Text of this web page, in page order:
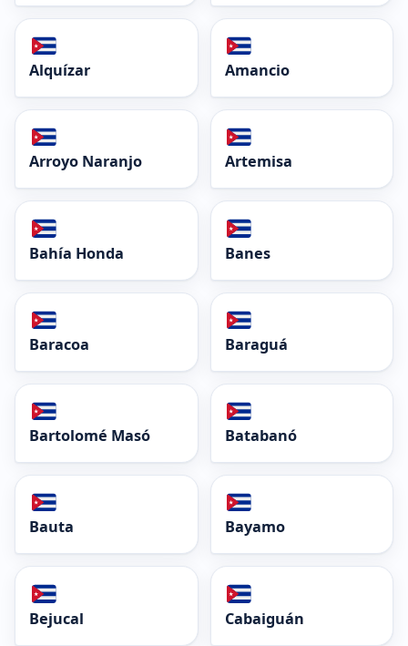
Alquízar Amancio
Arroyo Naranjo Artemisa
Bahía Honda Banes
Baracoa Baraguá
Bartolomé Masó Batabanó
Bauta Bayamo
Bejucal Cabaiguán